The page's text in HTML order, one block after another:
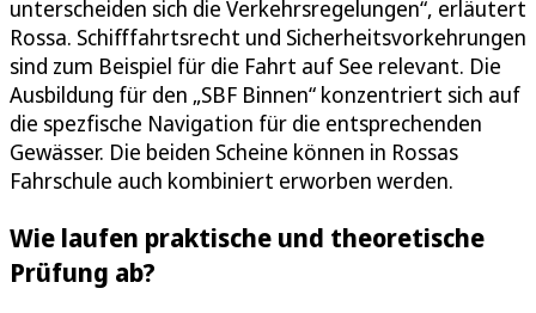
unterscheiden sich die Verkehrsregelungen“, erläutert
Rossa. Schifffahrtsrecht und Sicherheitsvorkehrungen
sind zum Beispiel für die Fahrt auf See relevant. Die
Ausbildung für den „SBF Binnen“ konzentriert sich auf
die spezfische Navigation für die entsprechenden
Gewässer. Die beiden Scheine können in Rossas
Fahrschule auch kombiniert erworben werden.
Wie laufen praktische und theoretische
Prüfung ab?